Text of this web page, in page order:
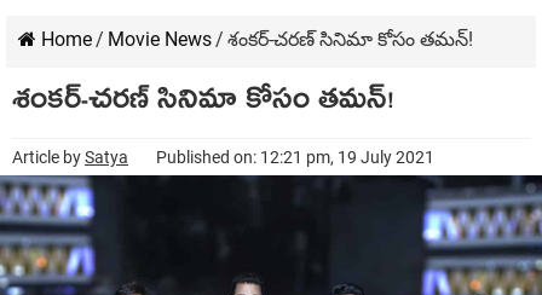
Home/ Movie News/ శంకర్-చరణ్ సినిమా కోసం తమన్!
శంకర్-చరణ్ సినిమా కోసం తమన్!
Article bySatya Published on: 12:21 pm, 19 July 2021